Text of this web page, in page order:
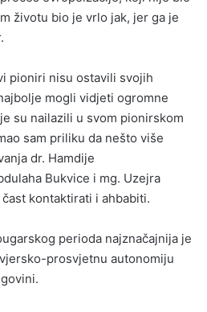
životu bio je vrlo jak, jer ga je
pioniri nisu ostavili svojih
mogli vidjeti ogromne
su nailazili u svom pionirskom
sam priliku da nešto više
dr. Hamdije
Bukvice i mg. Uzejra
kontaktirati i ahbabiti.
perioda najznačajnija je
prosvjetnu autonomiju